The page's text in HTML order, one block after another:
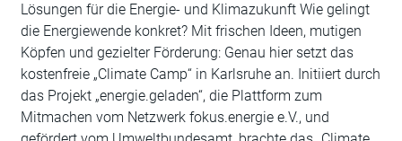
Lösungen für die Energie- und Klimazukunft Wie gelingt
die Energiewende konkret? Mit frischen Ideen, mutigen
Köpfen und gezielter Förderung: Genau hier setzt das
kostenfreie „Climate Camp“ in Karlsruhe an. Initiiert durch
das Projekt „energie.geladen“, die Plattform zum
Mitmachen vom Netzwerk fokus.energie e.V., und